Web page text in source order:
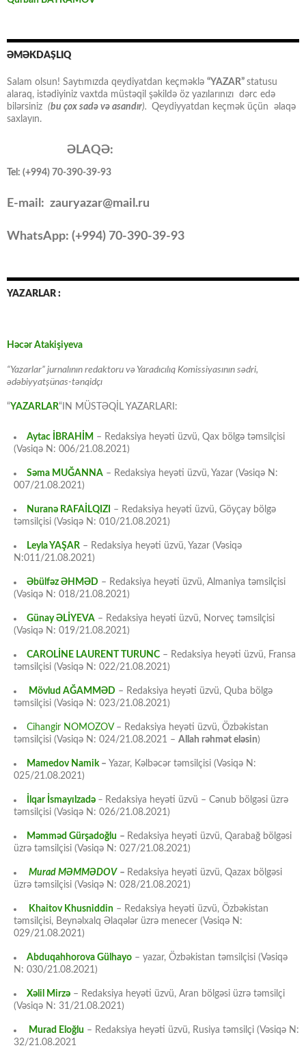
ƏMƏKDAŞLIQ
Salam olsun! Saytımızda qeydiyatdan keçməklə “YAZAR” statusu
alaraq, istədiyiniz vaxtda müstəqil şəkildə öz yazılarınızı dərc edə
bilərsiniz (bu çox sadə və asandır). Qeydiyyatdan keçmək üçün əlaqə
saxlayın.
ƏLAQƏ:
Tel: (+994) 70-390-39-93
E-mail: zauryazar@mail.ru
WhatsApp: (+994) 70-390-39-93
YAZARLAR :
Həcər Atakişiyeva
“Yazarlar” jurnalının redaktoru və Yaradıcılıq Komissiyasının sədri,
ədəbiyyatşünas-tənqidçı
“YAZARLAR“IN MÜSTƏQİL YAZARLARI:
Aytac İBRAHİM – Redaksiya heyəti üzvü, Qax bölgə təmsilçisi
(Vəsiqə N: 006/21.08.2021)
Səma MUĞANNA – Redaksiya heyəti üzvü, Yazar (Vəsiqə N:
007/21.08.2021)
Nuranə RAFAİLQIZI
– Redaksiya heyəti üzvü, Göyçay bölgə
təmsilçisi (Vəsiqə N: 010/21.08.2021)
Leyla YAŞAR – Redaksiya heyəti üzvü, Yazar (Vəsiqə
N:011/21.08.2021)
Əbülfəz ƏHMƏD – Redaksiya heyəti üzvü, Almaniya təmsilçisi
(Vəsiqə N: 018/21.08.2021)
Günay ƏLİYEVA – Redaksiya heyəti üzvü, Norveç təmsilçisi
(Vəsiqə N: 019/21.08.2021)
CAROLİNE LAURENT TURUNC – Redaksiya heyəti üzvü, Fransa
təmsilçisi (Vəsiqə N: 022/21.08.2021)
Mövlud AĞAMMƏD – Redaksiya heyəti üzvü, Quba bölgə
təmsilçisi (Vəsiqə N: 023/21.08.2021)
Cihangir NOMOZOV– Redaksiya heyəti üzvü, Özbəkistan
təmsilçisi (Vəsiqə N: 024/21.08.2021 – Allah rəhmət eləsin)
Mamedov Namik– Yazar, Kəlbəcər təmsilçisi (Vəsiqə N:
025/21.08.2021)
İlqar İsmayılzadə – Redaksiya heyəti üzvü – Cənub bölgəsi üzrə
təmsilçisi (Vəsiqə N: 026/21.08.2021)
Məmməd Gürşadoğlu – Redaksiya heyəti üzvü, Qarabağ bölgəsi
üzrə təmsilçisi (Vəsiqə N: 027/21.08.2021)
Murad MƏMMƏDOV – Redaksiya heyəti üzvü, Qazax bölgəsi
üzrə təmsilçisi (Vəsiqə N: 028/21.08.2021)
Khaitov Khusniddin – Redaksiya heyəti üzvü, Özbəkistan
təmsilçisi, Beynəlxalq Əlaqələr üzrə menecer (Vəsiqə N:
029/21.08.2021)
Abduqahhorova Gülhayo – yazar, Özbəkistan təmsilçisi (Vəsiqə
N: 030/21.08.2021)
Xəlil Mirzə – Redaksiya heyəti üzvü, Aran bölgəsi üzrə təmsilçi
(Vəsiqə N: 31/21.08.2021)
Murad Eloğlu – Redaksiya heyəti üzvü, Rusiya təmsilçi (Vəsiqə N:
32/21.08.2021